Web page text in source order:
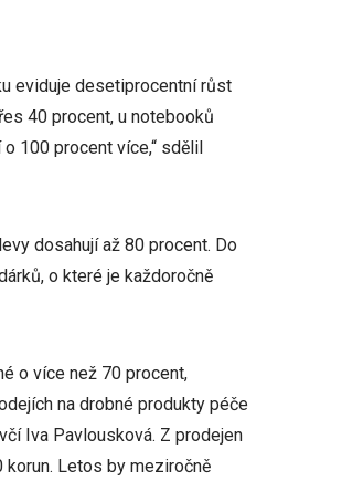
eviduje desetiprocentní růst
40 procent, u notebooků
100 procent více,“ sdělil
dosahují až 80 procent. Do
o které je každoročně
o více než 70 procent,
na drobné produkty péče
Iva Pavlousková. Z prodejen
Letos by meziročně